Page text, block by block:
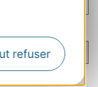
refuser